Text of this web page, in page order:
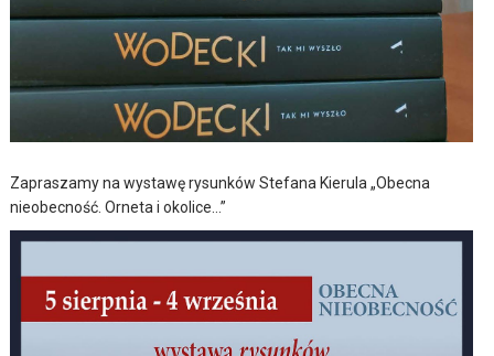
Zapraszamy na wystawę rysunków Stefana Kierula „Obecna
nieobecność. Orneta i okolice…”